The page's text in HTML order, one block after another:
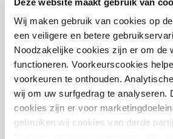
Wij maken gebruik van cookies op
een veiligere en betere
Noodzakelijke cookies zijn er om de
functioneren. Voorkeurscookies
voorkeuren te onthouden.
wij om uw surfgedrag te analyseren.
cookies zijn er voor
gebruiken wij cookies van derde
Kantoor gesloten vanwege
Eindrapport OCTAS: toekomst
arbeidongeschiktheidsstelsel
Is een werkgever aansprakelijk
werknemers lijden tijdens
Nieuwe DAS